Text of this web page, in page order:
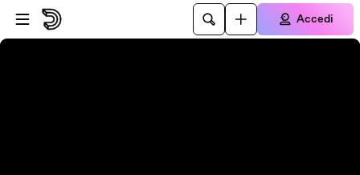
Vai al lettore
Passa al contenuto principale
Accedi